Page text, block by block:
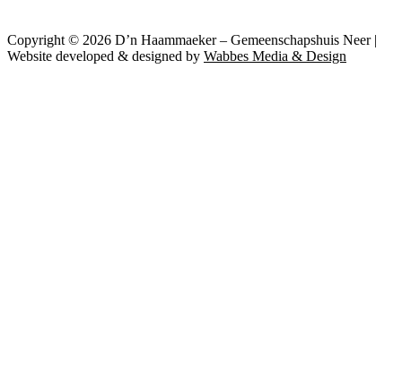
Copyright © 2026 D’n Haammaeker – Gemeenschapshuis Neer |
Website developed & designed by Wabbes Media & Design